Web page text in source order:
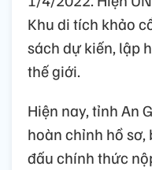
Khu di tích khảo
sách dự kiến, lập
thế giới.
Hiện nay, tỉnh An
hoàn chỉnh hồ
đấu chính thức